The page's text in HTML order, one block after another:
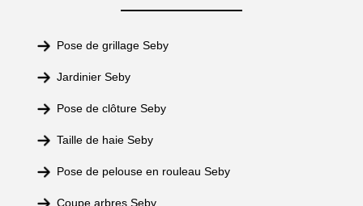
Pose de grillage Seby
Jardinier Seby
Pose de clôture Seby
Taille de haie Seby
Pose de pelouse en rouleau Seby
Coupe arbres Seby